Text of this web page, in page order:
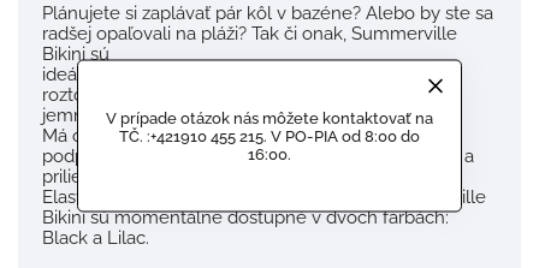
V prípade otázok nás môžete kontaktovať na
TČ. :+421910 455 215. V PO-PIA od 8:00 do
16:00.
Plánujete si zaplávať pár kôl v bazéne? Alebo by ste sa
radšej opaľovali na pláži? Tak či onak, Summerville
Bikini sú
ideálne na nosenie! Skvele sedí a navyše vyzerá
roztomilo. Top bikín má výstrih v tvare písmena U a
jemné logá Gorilla Wear.
Má odnímateľné vypchávky a ponúka strednú
podporu pri pohybe. Vrúbkovaná tkanina je pružná a
prilieha tesne okolo tela.
Elastický pás drží vrch na mieste. Krásne Summerville
Bikini sú momentálne dostupné v dvoch farbách:
Black a Lilac.